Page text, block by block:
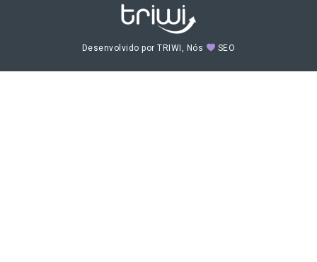
Desenvolvido por TRIWI, Nós SEO